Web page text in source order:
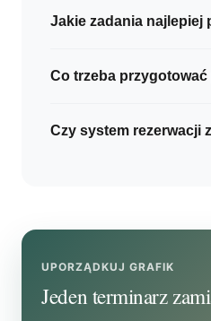
terminów,
administracyjnych z
Jakie zadania najlepiej
gabinetu: nietypowe
niestandardowych
Co trzeba
specjalistów, godziny
Czy system rezerwacji
UPORZĄDKUJ GRAFIK
Jeden terminarz